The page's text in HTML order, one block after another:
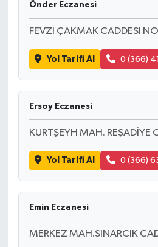
Önder Eczanesi
FEVZI ÇAKMAK CADDESI
Yol Tarifi Al 0 (366)
Ersoy Eczanesi
KURTŞEYH MAH. REŞADİYE
Yol Tarifi Al 0 (366)
Emin Eczanesi
MERKEZ MAH.SINARCIK